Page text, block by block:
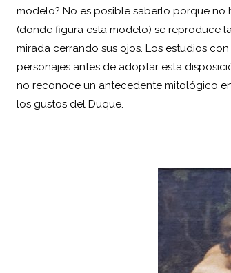
modelo? No es posible saberlo porque no
(donde figura esta modelo) se reproduce
mirada cerrando sus ojos. Los estudios
personajes antes de adoptar esta
no reconoce un antecedente mitológico
los gustos del Duque.